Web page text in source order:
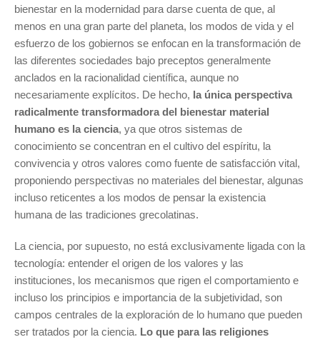
bienestar en la modernidad para darse cuenta de que, al
menos en una gran parte del planeta, los modos de vida y el
esfuerzo de los gobiernos se enfocan en la transformación de
las diferentes sociedades bajo preceptos generalmente
anclados en la racionalidad científica, aunque no
necesariamente explícitos. De hecho, la única perspectiva
radicalmente transformadora del bienestar material
humano es la ciencia, ya que otros sistemas de
conocimiento se concentran en el cultivo del espíritu, la
convivencia y otros valores como fuente de satisfacción vital,
proponiendo perspectivas no materiales del bienestar, algunas
incluso reticentes a los modos de pensar la existencia
humana de las tradiciones grecolatinas.
La ciencia, por supuesto, no está exclusivamente ligada con la
tecnología: entender el origen de los valores y las
instituciones, los mecanismos que rigen el comportamiento e
incluso los principios e importancia de la subjetividad, son
campos centrales de la exploración de lo humano que pueden
ser tratados por la ciencia. Lo que para las religiones